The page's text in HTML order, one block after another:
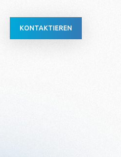
KONTAKTIEREN